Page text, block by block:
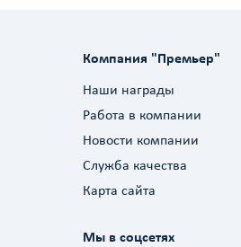
Компания "Премьер"
Наши награды
Работа в компании
Новости компании
Служба качества
Карта сайта
Мы в соцсетях